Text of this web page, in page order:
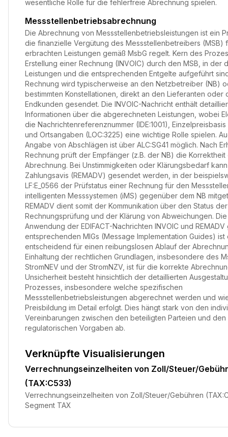
wesentliche Rolle für die fehlerfreie Abrechnung spielen.
Messstellenbetriebsabrechnung
Die Abrechnung von Messstellenbetriebsleistungen ist ein
die finanzielle Vergütung des Messstellenbetreibers (MSB)
erbrachten Leistungen gemäß MsbG regelt. Kern des
Erstellung einer Rechnung (INVOIC) durch den MSB, in der
Leistungen und die entsprechenden Entgelte aufgeführt
Rechnung wird typischerweise an den Netzbetreiber (NB)
bestimmten Konstellationen, direkt an den Lieferanten oder
Endkunden gesendet. Die INVOIC-Nachricht enthält
Informationen über die abgerechneten Leistungen, wobei
die Nachrichtenreferenznummer (IDE:1001), Einzelpreisbasis
und Ortsangaben (LOC:3225) eine wichtige Rolle spielen.
Angabe von Abschlägen ist über ALC:SG41 möglich. Nach
Rechnung prüft der Empfänger (z.B. der NB) die Korrektheit
Abrechnung. Bei Unstimmigkeiten oder Klärungsbedarf
Zahlungsavis (REMADV) gesendet werden, in der
LF:E_0566 der Prüfstatus einer Rechnung für den
intelligenten Messsystemen (iMS) gegenüber dem NB
REMADV dient somit der Kommunikation über den Status der
Rechnungsprüfung und der Klärung von Abweichungen.
Anwendung der EDIFACT-Nachrichten INVOIC und
entsprechenden MIGs (Message Implementation Guides) ist
entscheidend für einen reibungslosen Ablauf der
Einhaltung der rechtlichen Grundlagen, insbesondere des
StromNEV und der StromNZV, ist für die korrekte
Unsicherheit besteht hinsichtlich der detaillierten
Prozesses, insbesondere welche spezifischen
Messstellenbetriebsleistungen abgerechnet werden und
Preisbildung im Detail erfolgt. Dies hängt stark von den
Vereinbarungen zwischen den beteiligten Parteien und den
regulatorischen Vorgaben ab.
Verknüpfte Visualisierungen
Verrechnungseinzelheiten von Zoll/Steuer/
(TAX:C533)
Verrechnungseinzelheiten von Zoll/Steuer/Gebühren
Segment TAX